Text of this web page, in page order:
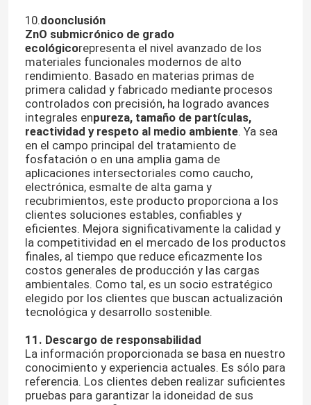
10.doonclusión
ZnO submicrónico de grado
ecológicorepresenta el nivel avanzado de los
materiales funcionales modernos de alto
rendimiento. Basado en materias primas de
primera calidad y fabricado mediante procesos
controlados con precisión, ha logrado avances
integrales enpureza, tamaño de partículas,
reactividad y respeto al medio ambiente. Ya sea
en el campo principal del tratamiento de
fosfatación o en una amplia gama de
aplicaciones intersectoriales como caucho,
electrónica, esmalte de alta gama y
recubrimientos, este producto proporciona a los
clientes soluciones estables, confiables y
eficientes. Mejora significativamente la calidad y
la competitividad en el mercado de los productos
finales, al tiempo que reduce eficazmente los
costos generales de producción y las cargas
ambientales. Como tal, es un socio estratégico
elegido por los clientes que buscan actualización
tecnológica y desarrollo sostenible.
1 1 . Descargo de responsabilidad
La información proporcionada se basa en nuestro
conocimiento y experiencia actuales. Es sólo para
referencia. Los clientes deben realizar suficientes
pruebas para garantizar la idoneidad de sus